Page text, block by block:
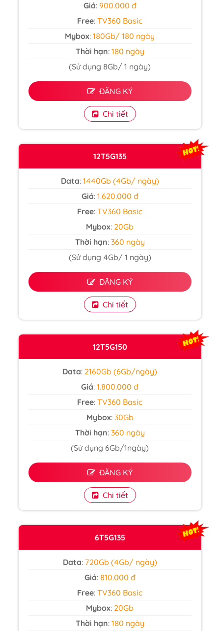
Giá: 900.000 đ
Free:TV360 Basic
Mybox:180Gb/ 180 ngày
Thời hạn: 180 ngày
(Sử dụng 8Gb/ 1 ngày)
ĐĂNG KÝ
Chi tiết
12T5G135
Data:1440Gb (4Gb/ ngày)
Giá: 1.620.000 đ
Free:TV360 Basic
Mybox: 20Gb
Thời hạn:360 ngày
(Sử dụng 4Gb/ 1 ngày)
ĐĂNG KÝ
Chi tiết
12T5G150
Data: 2160Gb (6Gb/ngày)
Giá:1.800.000 đ
Free:TV360 Basic
Mybox: 30Gb
Thời hạn:360 ngày
(Sử dụng 6Gb/1ngày)
ĐĂNG KÝ
Chi tiết
6T5G135
Data:720Gb (4Gb/ ngày)
Giá: 810.000 đ
Free:TV360 Basic
Mybox: 20Gb
Thời hạn:180 ngày